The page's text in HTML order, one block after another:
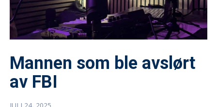
Mannen som ble avslørt
av FBI